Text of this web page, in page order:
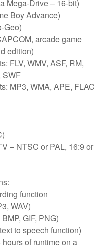
Mega-Drive – 16-bit)
Boy Advance)
Geo)
arcade game
edition)
FLV, WMV, ASF, RM,
SWF
MP3, WMA, APE, FLAC
– NTSC or PAL, 16:9 or
function
WAV)
GIF, PNG)
to speech function)
of runtime on a